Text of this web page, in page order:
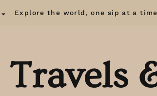
Explore the world, one sip at a time
Travels